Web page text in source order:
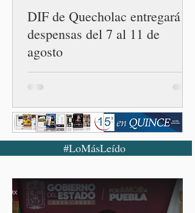
DIF de Quecholac entregará
despensas del 7 al 11 de
agosto
#LoMásLeído